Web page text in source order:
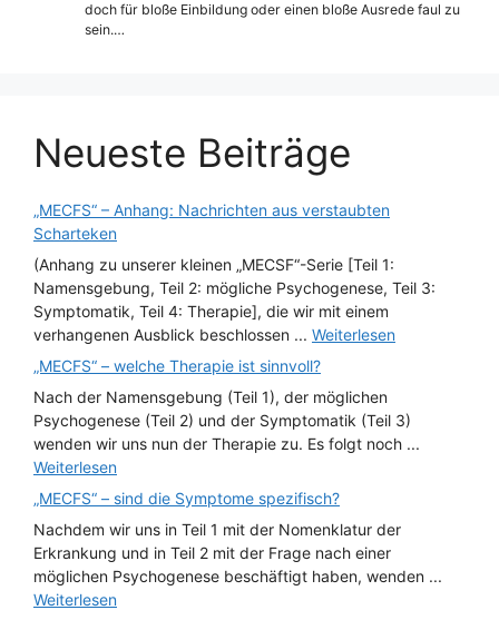
doch für bloße Einbildung oder einen bloße Ausrede faul zu
sein.…
Neueste Beiträge
„MECFS“ – Anhang: Nachrichten aus verstaubten
Scharteken
(Anhang zu unserer kleinen „MECSF“-Serie [Teil 1:
Namensgebung, Teil 2: mögliche Psychogenese, Teil 3:
Symptomatik, Teil 4: Therapie], die wir mit einem
verhangenen Ausblick beschlossen ... Weiterlesen
„MECFS“ – welche Therapie ist sinnvoll?
Nach der Namensgebung (Teil 1), der möglichen
Psychogenese (Teil 2) und der Symptomatik (Teil 3)
wenden wir uns nun der Therapie zu. Es folgt noch ...
Weiterlesen
„MECFS“ – sind die Symptome spezifisch?
Nachdem wir uns in Teil 1 mit der Nomenklatur der
Erkrankung und in Teil 2 mit der Frage nach einer
möglichen Psychogenese beschäftigt haben, wenden ...
Weiterlesen